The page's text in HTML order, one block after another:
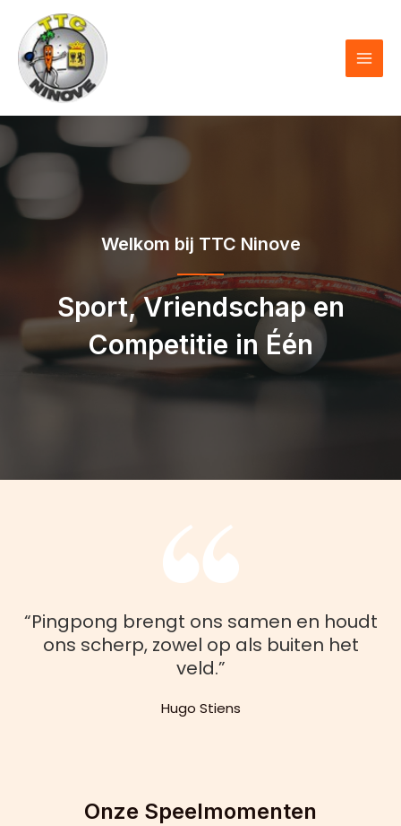
content
Welkom bij TTC Ninove
Sport, Vriendschap en
Competitie in Één
“Pingpong brengt ons samen en houdt
ons scherp, zowel op als buiten het
veld.”
Hugo Stiens
Onze Speelmomenten